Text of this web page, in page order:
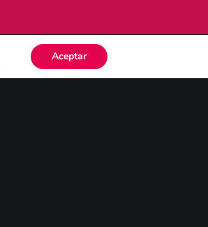
Aceptar